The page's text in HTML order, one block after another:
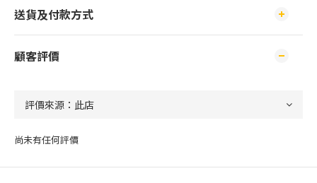
送貨及付款方式
顧客評價
尚未有任何評價